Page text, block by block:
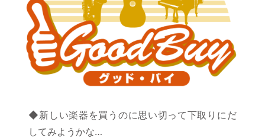
◆新しい楽器を買うのに思い切って下取りにだ
してみようかな…